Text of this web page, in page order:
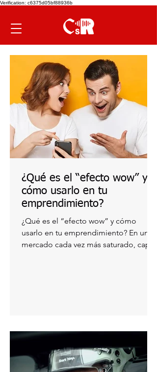
Verification: c6375d05bf88936b
¿Qué es el “efecto wow” y
cómo usarlo en tu
emprendimiento?
¿Qué es el “efecto wow” y cómo
usarlo en tu emprendimiento? En un
mercado cada vez más saturado, captar